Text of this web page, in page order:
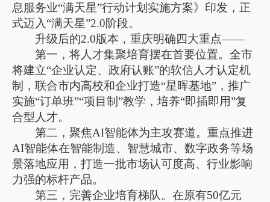
息服务业“满天星”行动计划实施方案》印发，正
式迈入“满天星”2.0阶段。
升级后的2.0版本，重庆明确四大重点——
第一，将人才集聚培育摆在首要位置。全市
将建立“企业认定、政府认账”的软信人才认定机
制，联合市内高校和企业打造“星晖基地”，推广
实施“订单班”“项目制”教学，培养“即插即用”复
合型人才。
第二，聚焦AI智能体为主攻赛道。重点推进
AI智能体在智能制造、智慧城市、数字政务等场
景落地应用，打造一批市场认可度高、行业影响
力强的标杆产品。
第三，完善企业培育梯队。在原有50亿元